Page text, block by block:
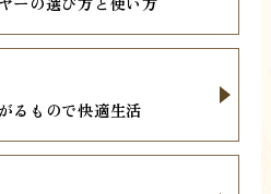
るもので快適生活